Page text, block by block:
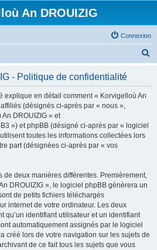
An DROUIZIG
Connexion
- Politique de confidentialité
explique en détail comment « Korvigelloù An
(désignés ci-après par « nous »,
DROUIZIG » et
») et phpBB (désigné ci-après par « logiciel
toutes les informations collectées lors
part (désignées ci-après par « vos
de deux manières différentes. Premièrement,
DROUIZIG », le logiciel phpBB génèrera un
de petits fichiers téléchargés
internet de votre ordinateur. Les deux
qu’un identifiant utilisateur et un identifiant
automatiquement assignés par le logiciel
créé lors de votre navigation sur les sujets de
de ce fait tous les sujets que vous